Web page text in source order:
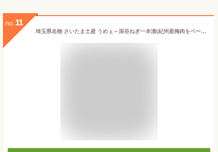
no. 11
埼玉県名物 さいたま土産 うめぇ～深谷ねぎ一本漬(紀州産梅肉をベース) 【帰省土産】【夏みやげ】埼玉県ふるさと認証食品 おにぎりの具 お漬物 葱 醤油漬け 味噌漬け 食べ比べ 深谷ネギ 深谷ねぎ 漬物 ご飯 お供 やみつき つまみ ふかや 深谷ねぎ マルツ食品【saitama】